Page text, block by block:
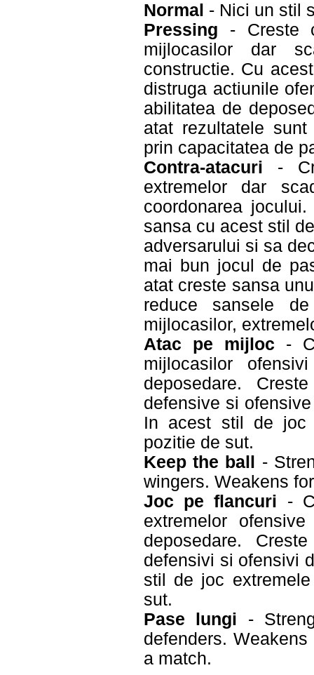
Normal - Nici un stil
Pressing - Creste
mijlocasilor dar
constructie. Cu
distruga actiunile
abilitatea de
atat rezultatele
prin capacitatea de
Contra-atacuri -
extremelor dar
coordonarea
sansa cu acest stil
adversarului si sa
mai bun jocul de
atat creste sansa
reduce sansele
mijlocasilor,
Atac pe mijloc -
mijlocasilor
deposedare.
defensive si
In acest stil de joc
pozitie de sut.
Keep the ball
-
wingers. Weakens
Joc pe flancuri -
extremelor
deposedare.
defensivi si ofensivi
stil de joc
sut.
Pase lungi -
defenders.
a match.